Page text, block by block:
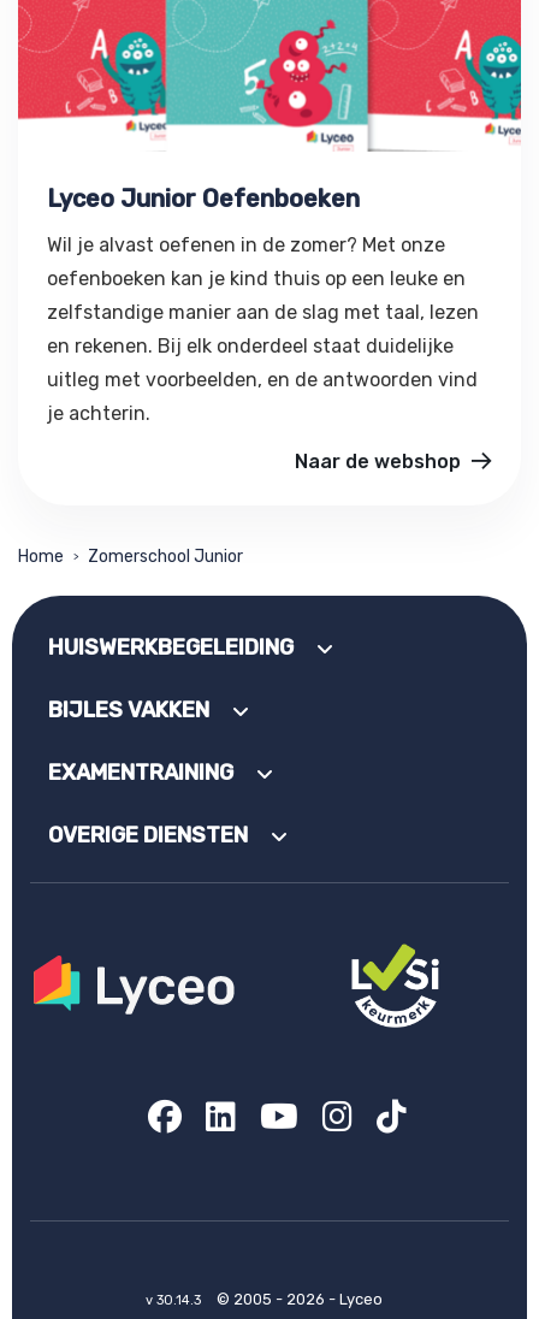
Lyceo Junior Oefenboeken
Wil je alvast oefenen in de zomer? Met onze
oefenboeken kan je kind thuis op een leuke en
zelfstandige manier aan de slag met taal, lezen
en rekenen. Bij elk onderdeel staat duidelijke
uitleg met voorbeelden, en de antwoorden vind
je achterin.
Naar de webshop
Home > Zomerschool Junior
HUISWERKBEGELEIDING
BIJLES VAKKEN
EXAMENTRAINING
OVERIGE DIENSTEN
Facebook
LinkedIn
YouTube
Instagram
TikTok
v 30.14.3 © 2005 - 2026 - Lyceo